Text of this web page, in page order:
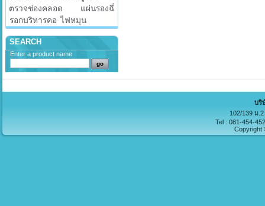
ตรวจช่องคลอด
แผ่นรองฉี่
รอกบริหารคอ ไฟหมุน
SEARCH
Enter a product name
บริ
102/139 ม
Tel : 081-454-
Copyright